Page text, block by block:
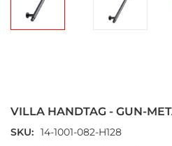
av
bildgalleriet
VILLA HANDTAG - GUN-
SKU
14-1001-082-H128